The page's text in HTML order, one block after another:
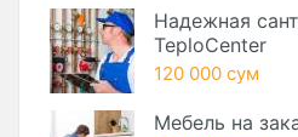
Надежная
TeploCenter
120 000 сум
Мебель на